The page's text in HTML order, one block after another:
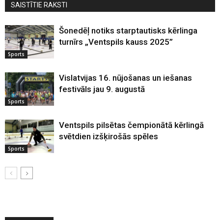
SAISTĪTIE RAKSTI
Sports
Šonedēļ notiks starptautisks kērlinga
turnīrs „Ventspils kauss 2025”
Sports
Vislatvijas 16. nūjošanas un iešanas
festivāls jau 9. augustā
Sports
Ventspils pilsētas čempionātā kērlingā
svētdien izšķirošās spēles